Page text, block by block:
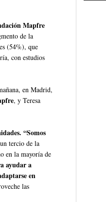
Mapfre
de la
(54%), que
con estudios
en Madrid,
, y Teresa
“Somos
tercio de la
en la mayoría de
ayudar a
en
las